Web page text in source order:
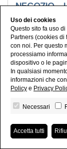
NEGOZIO -
Cesena (CASE
CESENA -
totale di circa
tre vetrate,
e un bagno. In
Uso dei cookies
Questo sito fa uso
Partners (cookies
con noi. Per questo
processiamo
dispositivo o le
In qualsiasi
informazioni che
Policy e Privacy
Necessari
Accetta tutti